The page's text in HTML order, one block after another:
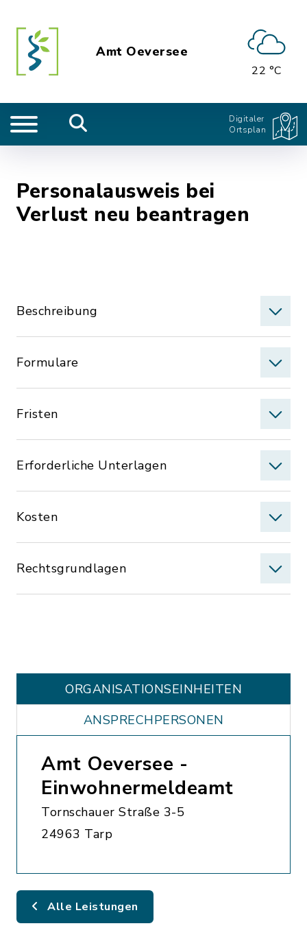
Amt Oeversee
22 °C
Digitaler
Ortsplan
Personalausweis bei
Verlust neu beantragen
Beschreibung
Formulare
Fristen
Erforderliche Unterlagen
Kosten
Rechtsgrundlagen
ORGANISATIONS­EINHEITEN
ANSPRECHPERSONEN
Amt Oeversee -
Einwohnermeldeamt
Tornschauer Straße 3-5
24963 Tarp
Alle Leistungen